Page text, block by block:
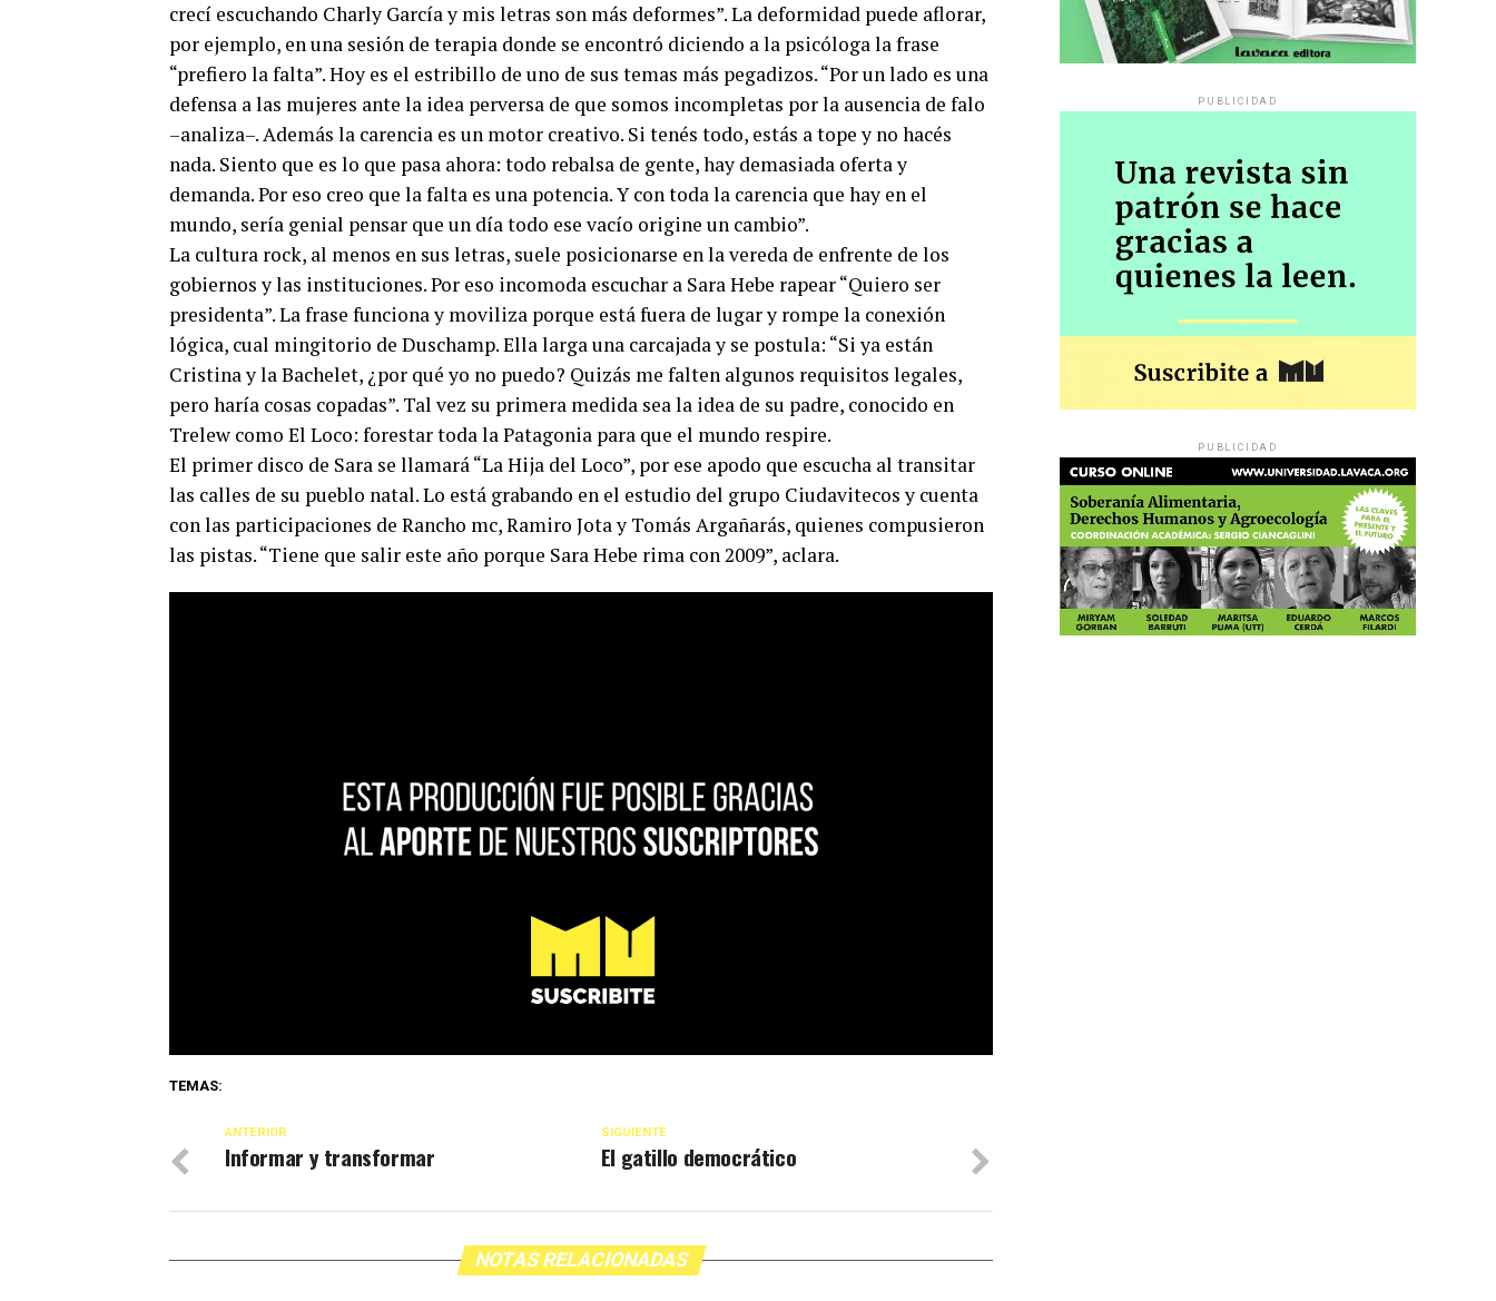
crecí escuchando Charly García y mis letras son más deformes”. La deformidad puede aflorar,
por ejemplo, en una sesión de terapia donde se encontró diciendo a la psicóloga la frase
“prefiero la falta”. Hoy es el estribillo de uno de sus temas más pegadizos. “Por un lado es una
defensa a las mujeres ante la idea perversa de que somos incompletas por la ausencia de falo
–analiza–. Además la carencia es un motor creativo. Si tenés todo, estás a tope y no hacés
nada. Siento que es lo que pasa ahora: todo rebalsa de gente, hay demasiada oferta y
demanda. Por eso creo que la falta es una potencia. Y con toda la carencia que hay en el
mundo, sería genial pensar que un día todo ese vacío origine un cambio”.
La cultura rock, al menos en sus letras, suele posicionarse en la vereda de enfrente de los
gobiernos y las instituciones. Por eso incomoda escuchar a Sara Hebe rapear “Quiero ser
presidenta”. La frase funciona y moviliza porque está fuera de lugar y rompe la conexión
lógica, cual mingitorio de Duschamp. Ella larga una carcajada y se postula: “Si ya están
Cristina y la Bachelet, ¿por qué yo no puedo? Quizás me falten algunos requisitos legales,
pero haría cosas copadas”. Tal vez su primera medida sea la idea de su padre, conocido en
Trelew como El Loco: forestar toda la Patagonia para que el mundo respire.
El primer disco de Sara se llamará “La Hija del Loco”, por ese apodo que escucha al transitar
las calles de su pueblo natal. Lo está grabando en el estudio del grupo Ciudavitecos y cuenta
con las participaciones de Rancho mc, Ramiro Jota y Tomás Argañarás, quienes compusieron
las pistas. “Tiene que salir este año porque Sara Hebe rima con 2009”, aclara.
TEMAS:
SIGUIENTE
El gatillo democrático
ANTERIOR
Informar y transformar
NOTAS RELACIONADAS
PUBLICIDAD
PUBLICIDAD